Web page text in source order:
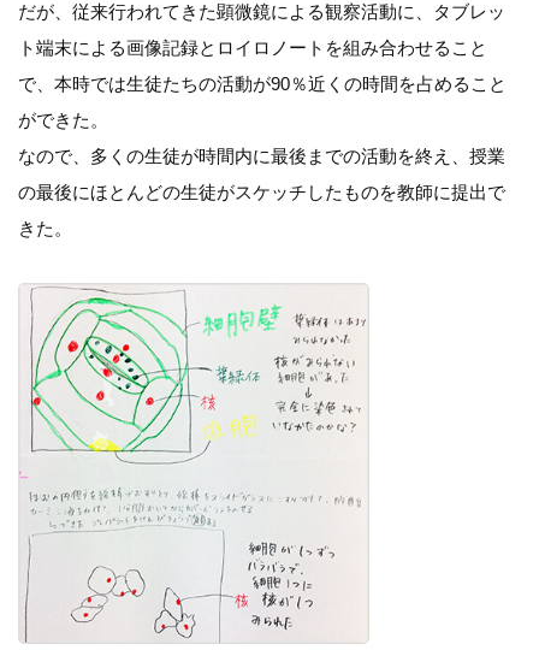
だが、従来行われてきた顕微鏡による観察活動に、タブレッ
ト端末による画像記録とロイロノートを組み合わせること
で、本時では生徒たちの活動が90％近くの時間を占めること
ができた。
なので、多くの生徒が時間内に最後までの活動を終え、授業
の最後にほとんどの生徒がスケッチしたものを教師に提出で
きた。